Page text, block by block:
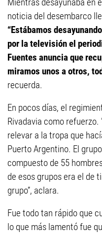
noticia del desembarco
“Estábamos
por la televisión el
Fuentes anuncia que
miramos unos a otros,
recuerda.
En pocos días, el
Rivadavia como refuerzo.
relevar a la tropa que
Puerto Argentino. El
compuesto de 55
de esos grupos era el de
grupo”, aclara.
Fue todo tan rápido que
lo que más lamentó fue